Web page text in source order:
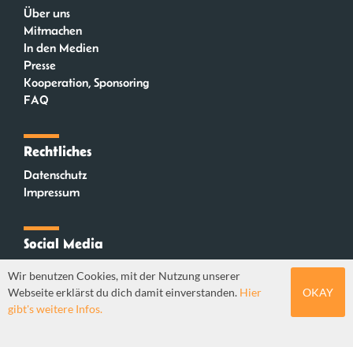
Über uns
Mitmachen
In den Medien
Presse
Kooperation, Sponsoring
FAQ
Rechtliches
Datenschutz
Impressum
Social Media
Mastodon
Wir benutzen Cookies, mit der Nutzung unserer
Webseite erklärst du dich damit einverstanden. Hier
gibt's weitere Infos.
OKAY